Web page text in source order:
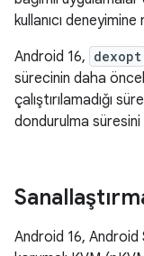
kullanıcı
Android 16, dexopt
sürecinin daha
çalıştırılamadığı
dondurulma
Android 16, Android